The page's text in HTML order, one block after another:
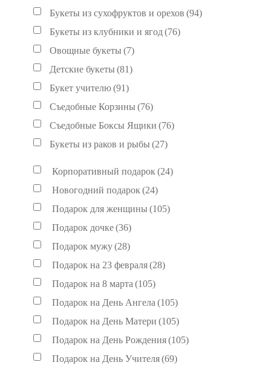
Букеты из сухофруктов и орехов (94)
Букеты из клубники и ягод(76)
Овощные букеты (7)
Детские букеты (81)
Букет учителю(91)
Съедобные Корзины (76)
Съедобные Боксы Ящики (76)
Букеты из раков и рыбы (27)
Корпоративный подарок (24)
Новогодний подарок (24)
Подарок для женщины (105)
Подарок дочке(36)
Подарок мужу(28)
Подарок на 23 февраля(28)
Подарок на 8 марта (105)
Подарок на День Ангела (105)
Подарок на День Матери (105)
Подарок на День Рождения(105)
Подарок на День Учителя(69)